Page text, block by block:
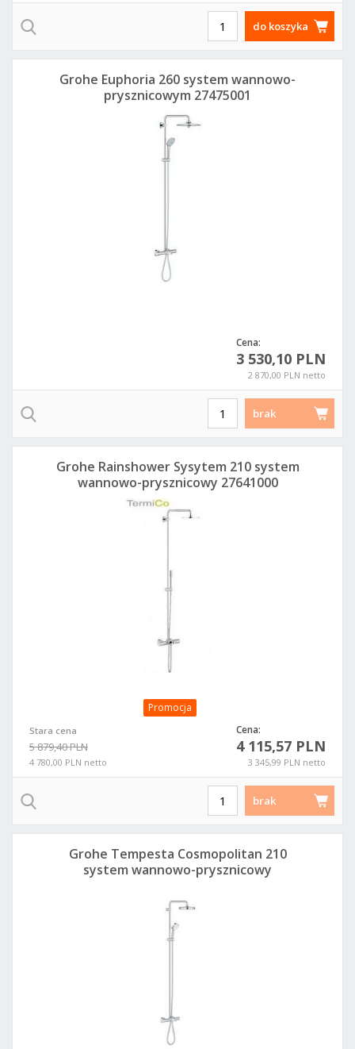
do koszyka
Cena:
3 530,10 PLN
2 870,00 PLN netto
Grohe Euphoria 260 system wannowo-
prysznicowym 27475001
brak
Promocja
Stara cena
5 879,40 PLN
4 780,00 PLN netto
Cena:
4 115,57 PLN
3 345,99 PLN netto
Grohe Rainshower Sysytem 210 system
wannowo-prysznicowy 27641000
brak
Grohe Tempesta Cosmopolitan 210
system wannowo-prysznicowy